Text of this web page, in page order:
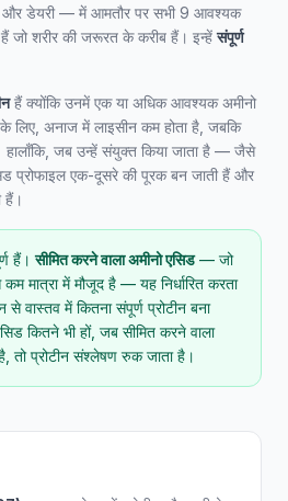
और डेयरी — में आमतौर पर सभी 9 आवश्यक
हैं जो शरीर की जरूरत के करीब हैं। इन्हेंसंपूर्ण
हैं क्योंकि उनमें एक या अधिक आवश्यक अमीनो
लिए, अनाज में लाइसीन कम होता है, जबकि
हालाँकि, जब उन्हें संयुक्त किया जाता है — जैसे
प्रोफाइल एक-दूसरे की पूरक बन जाती हैं और
हैं।
हैं।सीमित करने वाला अमीनो एसिड— जो
मात्रा में मौजूद है — यह निर्धारित करता
वास्तव में कितना संपूर्ण प्रोटीन बना
कितने भी हों, जब सीमित करने वाला
तो प्रोटीन संश्लेषण रुक जाता है।